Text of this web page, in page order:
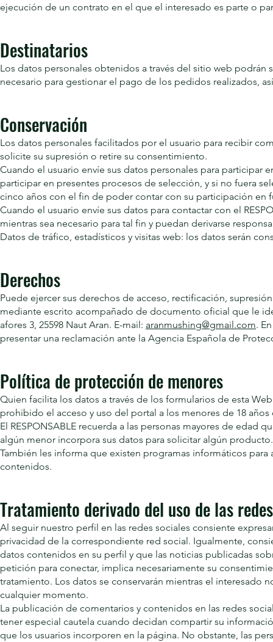
ejecución de un contrato en el que el interesado es parte o
Destinatarios
Los datos personales obtenidos a través del sitio web
necesario para gestionar el pago de los pedidos realizados,
Conservación
Los datos personales facilitados por el usuario para recibir
solicite su supresión o retire su consentimiento.
Cuando el usuario envíe sus datos personales para participar
participar en presentes procesos de selección, y si no fuera
cinco años con el fin de poder contar con su participación en
Cuando el usuario envíe sus datos para contactar con el
mientras sea necesario para tal fin y puedan derivarse
Datos de tráfico, estadísticos y visitas web: los datos serán
Derechos
Puede ejercer sus derechos de acceso, rectificación,
mediante escrito acompañado de documento oficial que le
afores 3, 25598 Naut Aran. E-mail: aranmushing@gmail.com.
presentar una reclamación ante la Agencia Española de
Política de protección de menores
Quien facilita los datos a través de los formularios de esta
prohibido el acceso y uso del portal a los menores de 18 años
El RESPONSABLE recuerda a las personas mayores de edad
algún menor incorpora sus datos para solicitar algún producto.
También les informa que existen programas informáticos
contenidos.
Tratamiento derivado del uso de las
Al seguir nuestro perfil en las redes sociales consiente
privacidad de la correspondiente red social. Igualmente,
datos contenidos en su perfil y que las noticias publicadas
petición para conectar, implica necesariamente su
tratamiento. Los datos se conservarán mientras el
cualquier momento.
La publicación de comentarios y contenidos en las redes
tener especial cautela cuando decidan compartir su
que los usuarios incorporen en la página. No obstante, las